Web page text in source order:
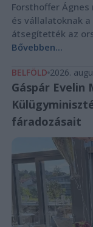
Forsthoffer
és vállalatoknak
átsegítették az
Bővebben...
BELFÖLD 2026.
Gáspár Evelin
fáradozásait